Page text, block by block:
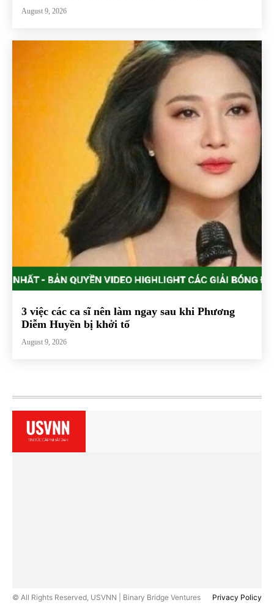
August 9, 2026
3 việc các ca sĩ nên làm ngay sau khi Phương
Diễm Huyền bị khởi tố
August 9, 2026
© All Rights Reserved, USVNN | Binary Bridge Ventures Privacy Policy